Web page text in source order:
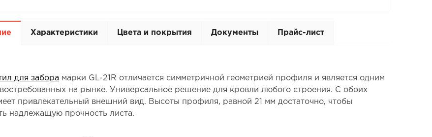
Характеристики Цвета и покрытия Документы Прайс-лист
для забора марки GL-21R отличается симметричной геометрией профиля и является одним
на рынке. Универсальное решение для кровли любого строения. С обоих
привлекательный внешний вид. Высоты профиля, равной 21 мм достаточно, чтобы
надлежащую прочность листа.